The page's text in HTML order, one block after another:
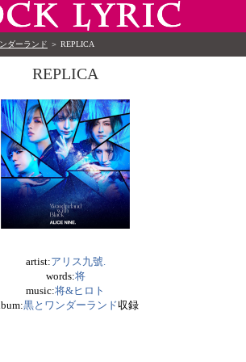
ダーランド ＞ REPLICA
REPLICA
artist:アリス九號.
words:将
music:将&ヒロト
黒とワンダーランド収録